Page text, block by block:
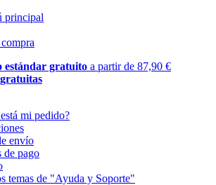
principal
estándar gratuito a partir de 87,90 €
mi pedido?
envío
de pago
temas de "Ayuda y Soporte"